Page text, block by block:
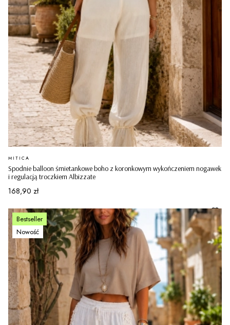
Spodnie balloon śmietankowe boho z koronkowym wykończeniem nogawek
i regulacją troczkiem Albizzate
PRODUCENT
MITICA
Cena
168,90 zł
Bestseller
Nowość